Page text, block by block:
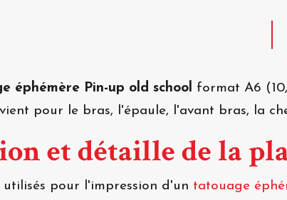
éphémère Pin-up old school format A6
pour le bras, l'épaule, l'avant bras, la
et détaille de la
pour l'impression d'un tatouage